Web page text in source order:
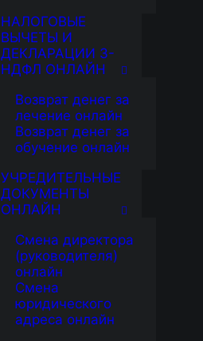
НАЛОГОВЫЕ
ВЫЧЕТЫ И
ДЕКЛАРАЦИИ 3-
НДФЛ ОНЛАЙН
Возврат денег за
лечение онлайн
Возврат денег за
обучение онлайн
УЧРЕДИТЕЛЬНЫЕ
ДОКУМЕНТЫ
ОНЛАЙН
Смена директора
(руководителя)
онлайн
Смена
юридического
адреса онлайн